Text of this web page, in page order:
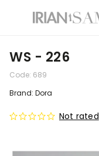
WS - 226
Code: 689
Not rated
Brand: Dora